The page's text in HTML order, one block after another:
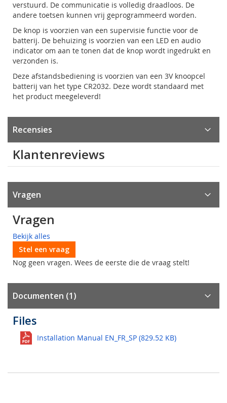
verstuurd. De communicatie is volledig draadloos. De
andere toetsen kunnen vrij geprogrammeerd worden.
De knop is voorzien van een supervisie functie voor de
batterij. De behuizing is voorzien van een LED en audio
indicator om aan te tonen dat de knop wordt ingedrukt en
verzonden is.
Deze afstandsbediening is voorzien van een 3V knoopcel
batterij van het type CR2032. Deze wordt standaard met
het product meegeleverd!
Recensies
Klantenreviews
Vragen
Vragen
Bekijk alles
Stel een vraag
Nog geen vragen. Wees de eerste die de vraag stelt!
Documenten (1)
Files
Installation Manual EN_FR_SP (829.52 KB)